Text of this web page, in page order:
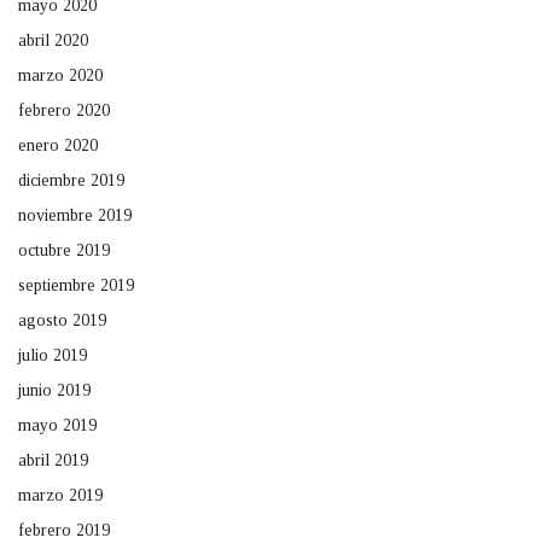
mayo 2020
abril 2020
marzo 2020
febrero 2020
enero 2020
diciembre 2019
noviembre 2019
octubre 2019
septiembre 2019
agosto 2019
julio 2019
junio 2019
mayo 2019
abril 2019
marzo 2019
febrero 2019